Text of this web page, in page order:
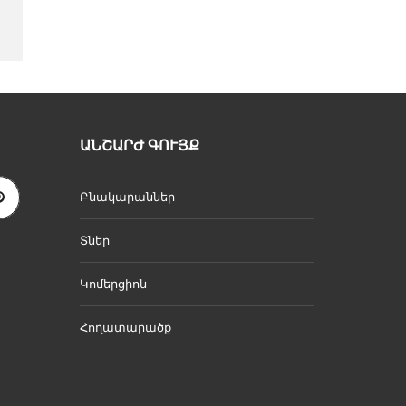
ԱՆՇԱՐԺ ԳՈՒՅՔ
Բնակարաններ
Տներ
Կոմերցիոն
Հողատարածք